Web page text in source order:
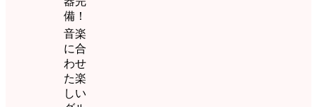
備！
音楽
に合
わせ
た楽
しい